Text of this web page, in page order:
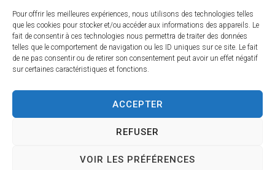
Pour offrir les meilleures expériences, nous utilisons des technologies telles
que les cookies pour stocker et/ou accéder aux informations des appareils. Le
fait de consentir à ces technologies nous permettra de traiter des données
telles que le comportement de navigation ou les ID uniques sur ce site. Le fait
de ne pas consentir ou de retirer son consentement peut avoir un effet négatif
sur certaines caractéristiques et fonctions.
ACCEPTER
REFUSER
VOIR LES PRÉFÉRENCES
Mairie de Veuzain-sur-Loire
6 Rue Gustave Marc
41150 Veuzain-sur-Loire
Horaires d’ouverture :
Fermé le mardi après-midi